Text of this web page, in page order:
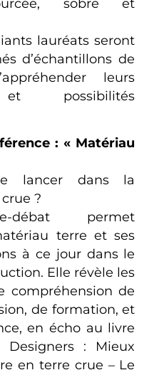
sobre et
lauréats seront
d’échantillons de
leurs
et possibilités
: « Matériau
lancer dans la
?
débat permet
terre et ses
à ce jour dans le
Elle révèle les
compréhension de
de formation, et
en écho au livre
: Mieux
en terre crue – Le